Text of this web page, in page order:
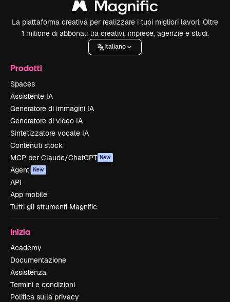
La piattaforma creativa per realizzare i tuoi migliori lavori. Oltre
1 milione di abbonati tra creativi, imprese, agenzie e studi.
Italiano
Prodotti
Spaces
Assistente IA
Generatore di immagini IA
Generatore di video IA
Sintetizzatore vocale IA
Contenuti stock
MCP per Claude/ChatGPT New
Agenti New
API
App mobile
Tutti gli strumenti Magnific
Inizia
Academy
Documentazione
Assistenza
Termini e condizioni
Politica sulla privacy